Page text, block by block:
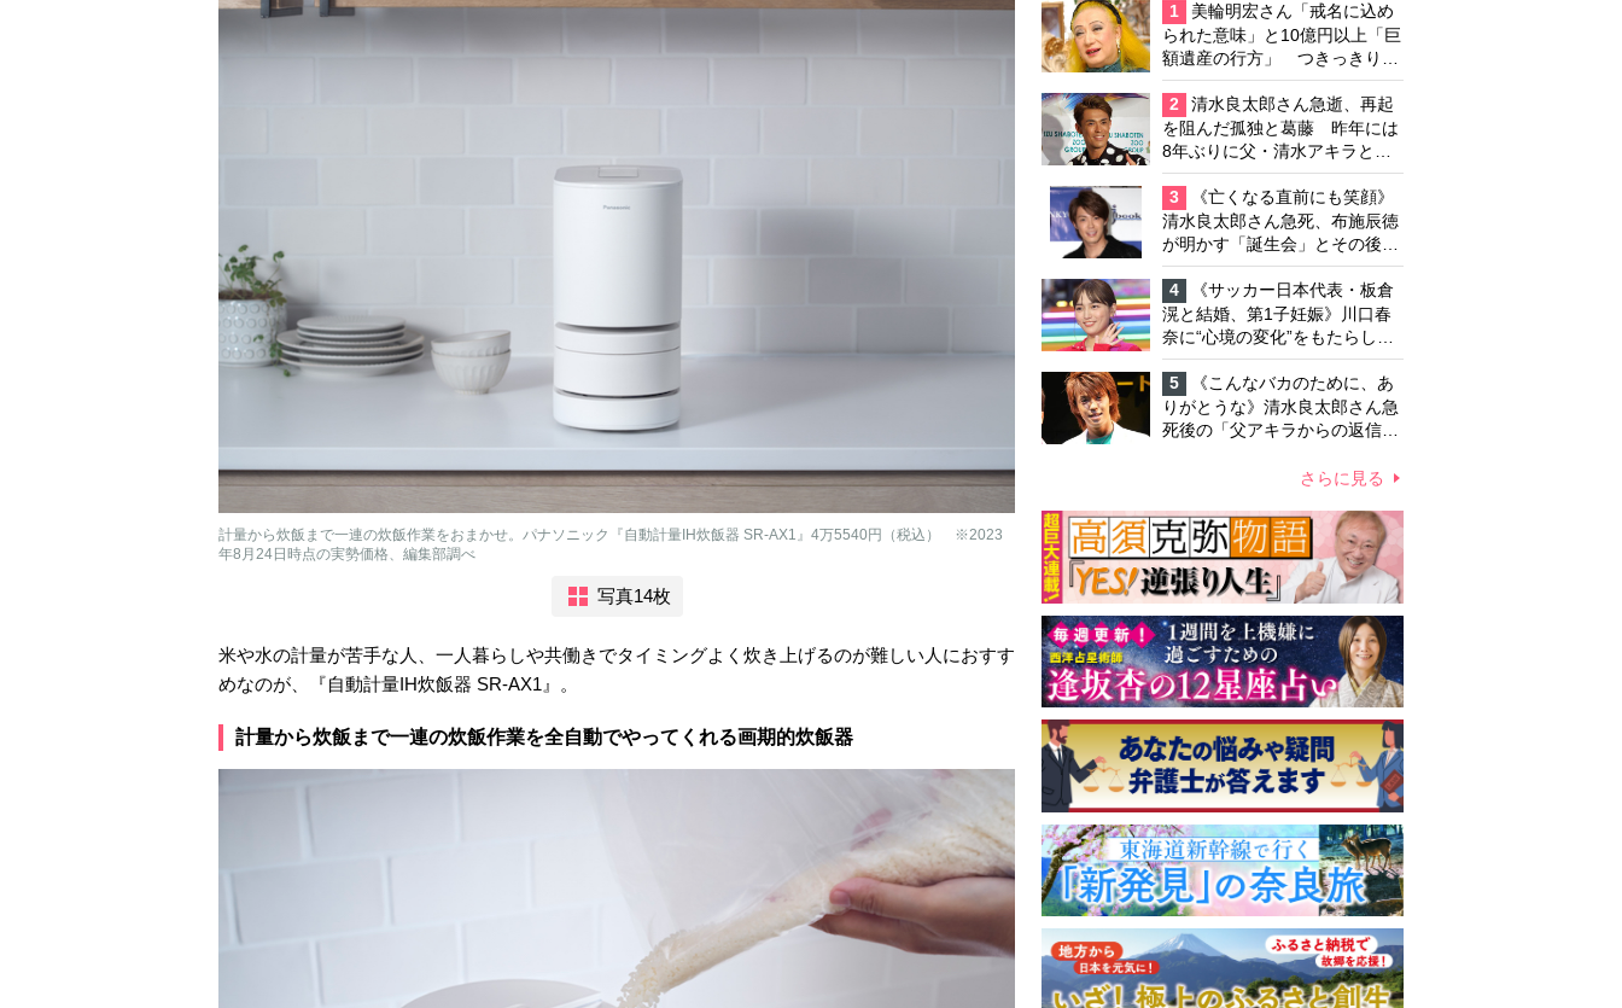
計量から炊飯まで一連の炊飯作業をおまかせ。パナソニック『自動計量IH炊飯器 SR-AX1』4万5540円（税込） ※2023
年8月24日時点の実勢価格、編集部調べ
写真14枚
米や水の計量が苦手な人、一人暮らしや共働きでタイミングよく炊き上げるのが難しい人におすす
めなのが、『自動計量IH炊飯器 SR-AX1』。
計量から炊飯まで一連の炊飯作業を全自動でやってくれる画期的炊飯器
1
美輪明宏さん「戒名に込め
られた意味」と10億円以上「巨
額遺産の行方」 つきっきりで
私生活をサポートしていた元俳
優が相続か
2
清水良太郎さん急逝、再起
を阻んだ孤独と葛藤 昨年には
8年ぶりに父・清水アキラと共
演、本格的な活動再開に向かっ
ていたが…周囲が懸念していた
「不安定なところ」
3
《亡くなる直前にも笑顔》
清水良太郎さん急死、布施辰徳
が明かす「誕生会」とその後の
メッセージ
4
《サッカー日本代表・板倉
滉と結婚、第1子妊娠》川口春
奈に“心境の変化”をもたらした
主演映画『ママせか』 身を削
って「がんに蝕まれる母」を演
じた壮絶な撮影現場
5
《こんなバカのために、あ
りがとうな》清水良太郎さん急
死後の「父アキラからの返信」
さらに見る